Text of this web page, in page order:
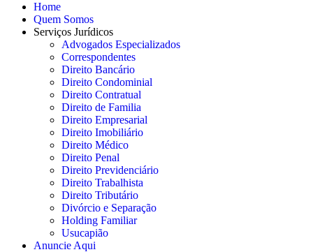
Home
Quem Somos
Serviços Jurídicos
Advogados Especializados
Correspondentes
Direito Bancário
Direito Condominial
Direito Contratual
Direito de Familia
Direito Empresarial
Direito Imobiliário
Direito Médico
Direito Penal
Direito Previdenciário
Direito Trabalhista
Direito Tributário
Divórcio e Separação
Holding Familiar
Usucapião
Anuncie Aqui